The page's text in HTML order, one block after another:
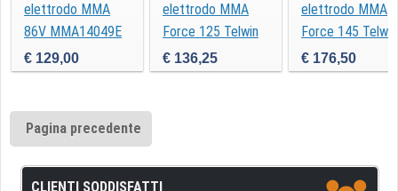
elettrodo MMA
86V MMA14049E
Ingco
€ 129,00
elettrodo MMA
Force 125 Telwin
€ 136,25
elettrodo MMA
Force 145 Telwin
€ 176,50
Pagina precedente
CLIENTI SODDISFATTI